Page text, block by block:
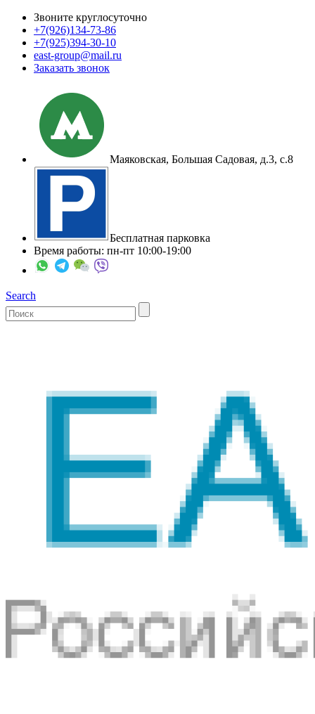
Звоните круглосуточно
+7(926)134-73-86
+7(925)394-30-10
east-group@mail.ru
Заказать звонок
Маяковская, Большая Садовая, д.3, с.8
Бесплатная парковка
Время работы: пн-пт 10:00-19:00
Search